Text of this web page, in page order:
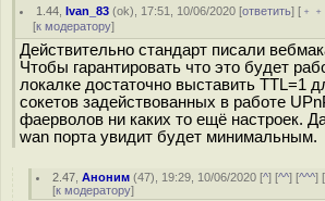
1.44 ,Ivan_83 (ok), 17:51, 10/06/2020 [ответить] [
[к модератору]
Действительно стандарт писали
Чтобы гарантировать что это будет
локалке достаточно выставить TTL=1
сокетов задействованных в работе
фаерволов ни каких то ещё настроек.
wan порта увидит будет минимальным.
2.47 ,Аноним (47), 19:29, 10/06/2020 [^] [^^] [^^^] [
[к модератору]